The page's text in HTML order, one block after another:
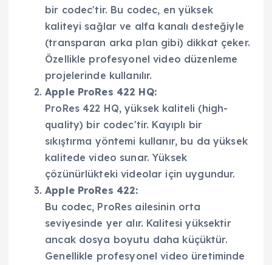
bir codec'tir. Bu codec, en yüksek
kaliteyi sağlar ve alfa kanalı desteğiyle
(transparan arka plan gibi) dikkat çeker.
Özellikle profesyonel video düzenleme
projelerinde kullanılır.
Apple ProRes 422 HQ:
ProRes 422 HQ, yüksek kaliteli (high-
quality) bir codec'tir. Kayıplı bir
sıkıştırma yöntemi kullanır, bu da yüksek
kalitede video sunar. Yüksek
çözünürlükteki videolar için uygundur.
Apple ProRes 422:
Bu codec, ProRes ailesinin orta
seviyesinde yer alır. Kalitesi yüksektir
ancak dosya boyutu daha küçüktür.
Genellikle profesyonel video üretiminde